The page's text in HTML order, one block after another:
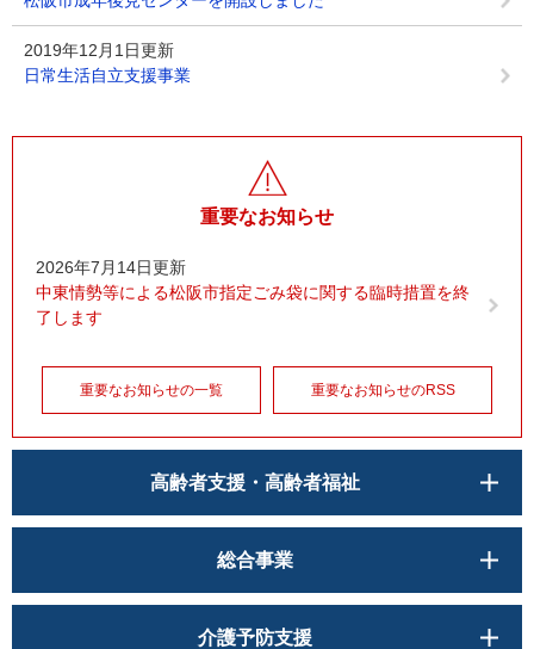
2019年12月1日更新
日常生活自立支援事業
重要なお知らせ
2026年7月14日更新
中東情勢等による松阪市指定ごみ袋に関する臨時措置を終
了します
重要なお知らせの一覧 重要なお知らせのRSS
高齢者支援・高齢者福祉
総合事業
介護予防支援